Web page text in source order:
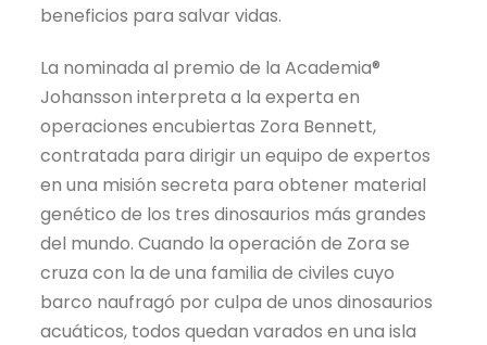
beneficios para salvar vidas.
La nominada al premio de la Academia®
Johansson interpreta a la experta en
operaciones encubiertas Zora Bennett,
contratada para dirigir un equipo de expertos
en una misión secreta para obtener material
genético de los tres dinosaurios más grandes
del mundo. Cuando la operación de Zora se
cruza con la de una familia de civiles cuyo
barco naufragó por culpa de unos dinosaurios
acuáticos, todos quedan varados en una isla